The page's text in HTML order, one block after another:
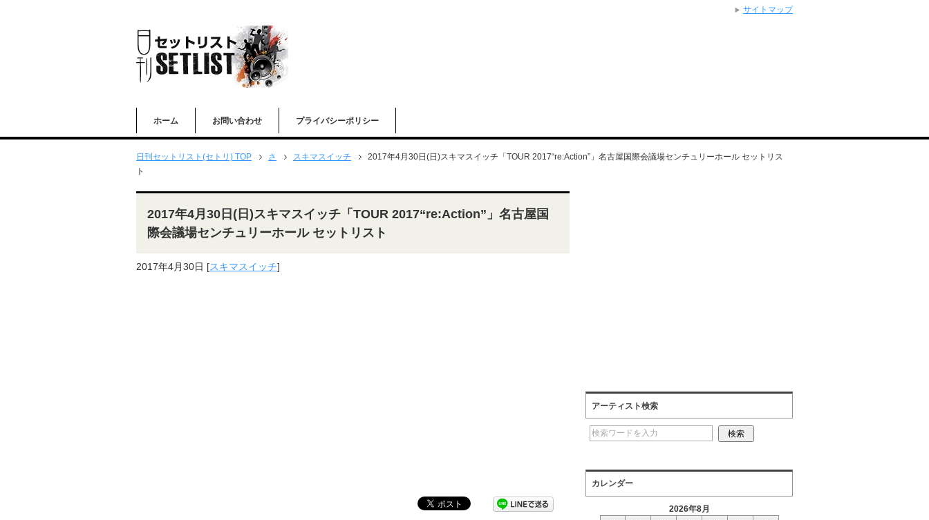
ホーム お問い合わせ プライバシーポリシー
日刊セットリスト(セトリ) TOP さ スキマスイッチ
2017年4月30日(日)スキマスイッチ「TOUR 2017“re:Action”」名古屋国際会議場センチュリーホール セットリス
ト
2017年4月30日(日)スキマスイッチ「TOUR 2017“re:Action”」名古屋国
際会議場センチュリーホール セットリスト
2017年4月30日 [スキマスイッチ]
アーティスト検索
カレンダー
2026年8月
サイトマップ